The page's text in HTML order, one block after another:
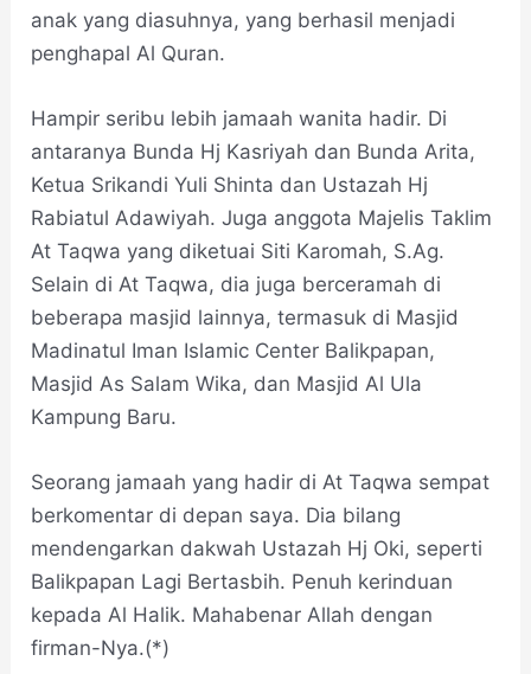
anak yang diasuhnya, yang berhasil menjadi
penghapal Al Quran.
Hampir seribu lebih jamaah wanita hadir. Di
antaranya Bunda Hj Kasriyah dan Bunda Arita,
Ketua Srikandi Yuli Shinta dan Ustazah Hj
Rabiatul Adawiyah. Juga anggota Majelis Taklim
At Taqwa yang diketuai Siti Karomah, S.Ag.
Selain di At Taqwa, dia juga berceramah di
beberapa masjid lainnya, termasuk di Masjid
Madinatul Iman Islamic Center Balikpapan,
Masjid As Salam Wika, dan Masjid Al Ula
Kampung Baru.
Seorang jamaah yang hadir di At Taqwa sempat
berkomentar di depan saya. Dia bilang
mendengarkan dakwah Ustazah Hj Oki, seperti
Balikpapan Lagi Bertasbih. Penuh kerinduan
kepada Al Halik. Mahabenar Allah dengan
firman-Nya.(*)